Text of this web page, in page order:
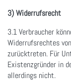
3) Widerrufsrecht
3.1Verbraucher
Widerrufsrechtes
zurücktreten. Für
Existenzgründer in
allerdings nicht.